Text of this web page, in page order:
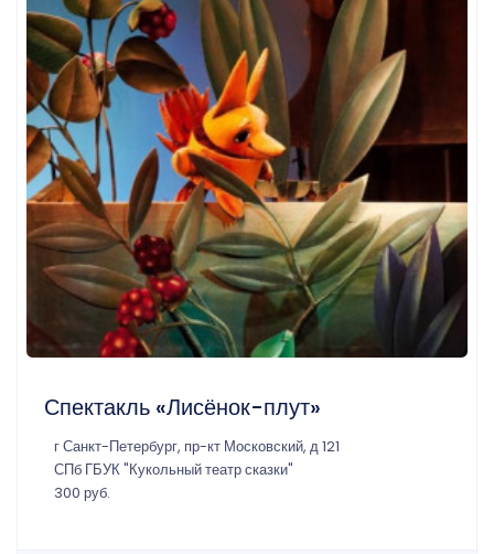
Спектакль «Лисёнок-плут»
г Санкт-Петербург, пр-кт Московский, д 121
СПб ГБУК "Кукольный театр сказки"
300 руб.